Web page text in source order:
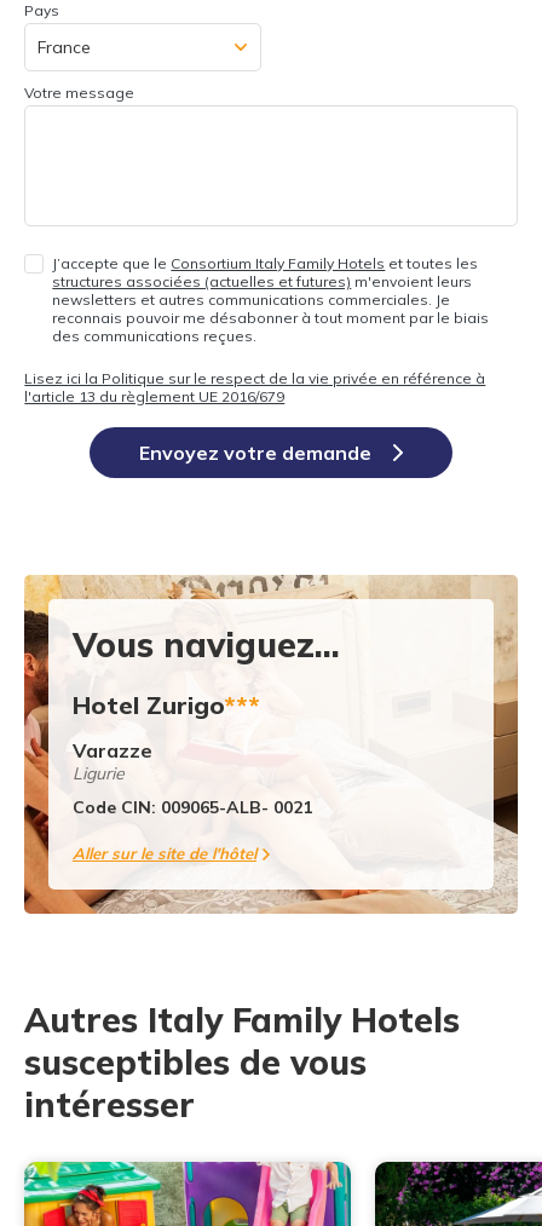
Pays
Votre message
J’accepte que le Consortium Italy Family Hotels et toutes les
structures associées (actuelles et futures) m'envoient leurs
newsletters et autres communications commerciales. Je
reconnais pouvoir me désabonner à tout moment par le biais
des communications reçues.
Lisez ici la Politique sur le respect de la vie privée en référence à
l'article 13 du règlement UE 2016/679
Envoyez votre demande
Vous naviguez...
Hotel Zurigo***
Varazze
Ligurie
Code CIN: 009065-ALB- 0021
Aller sur le site de l'hôtel
Autres Italy Family Hotels
susceptibles de vous
intéresser